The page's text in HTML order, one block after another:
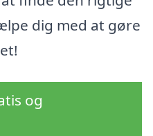
dig med at gøre
og